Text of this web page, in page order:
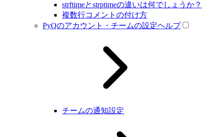
strftimeとstrptimeの違いは何でしょうか？
複数行コメントの付け方
PyQのアカウント・チームの設定ヘルプ
チームの通知設定